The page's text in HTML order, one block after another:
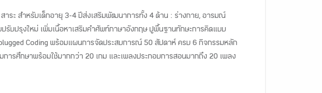
าระ สำหรับเด็กอายุ 3-4 ปีส่งเสริมพัฒนาการทั้ง 4 ด้าน : ร่างกาย, อารมณ์
บปรุงใหม่ เพิ่มเนื้อหาเสริมคำศัพท์ภาษาอังกฤษ ปูพื้นฐานทักษะการคิดแบบ
Coding พร้อมแผนการจัดประสบการณ์ 50 สัปดาห์ ครบ 6 กิจกรรมหลัก
การศึกษาพร้อมใช้มากกว่า 20 เกม และเพลงประกอบการสอนมากถึง 20 เพลง